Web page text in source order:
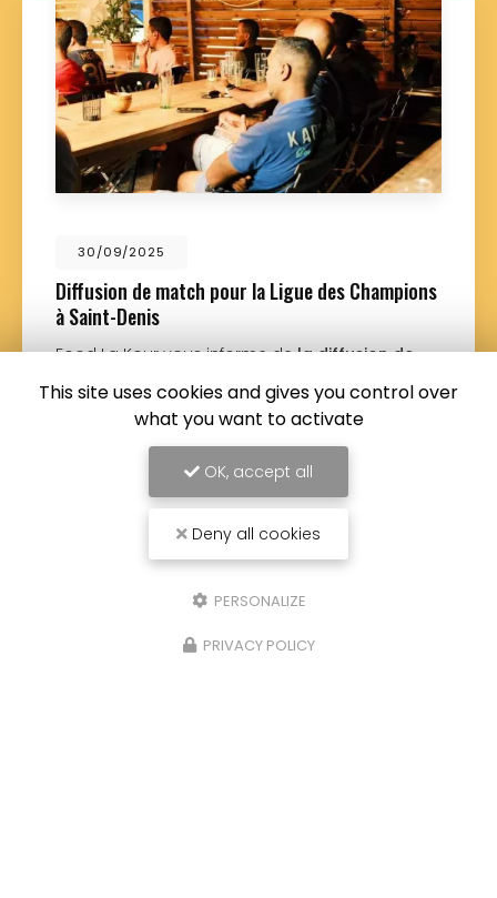
30/09/2025
Diffusion de match pour la Ligue des Champions
à Saint-Denis
Food La Kour vous informe dela diffusion de
Denis. Votre restaurantorganise des diffusions
de match pendant la Ligue des…
Toute l'actualité
This site uses cookies and gives you control over
what you want to activate
OK, accept all
Deny all cookies
PERSONALIZE
PRIVACY POLICY